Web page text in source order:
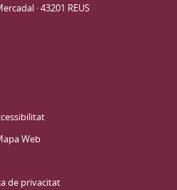
· 43201 REUS
Web
de privacitat